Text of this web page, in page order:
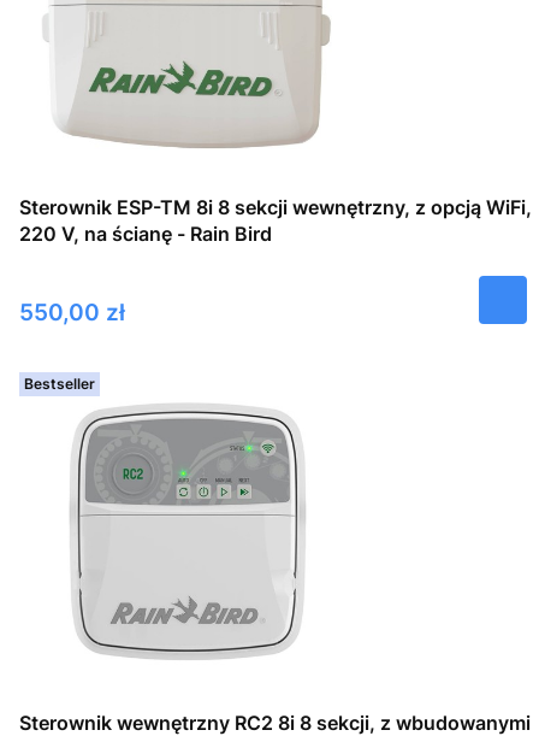
Sterownik ESP-TM 8i 8 sekcji wewnętrzny, z opcją WiFi,
220 V, na ścianę - Rain Bird
Cena
550,00 zł
Bestseller
Sterownik wewnętrzny RC2 8i 8 sekcji, z wbudowanymi